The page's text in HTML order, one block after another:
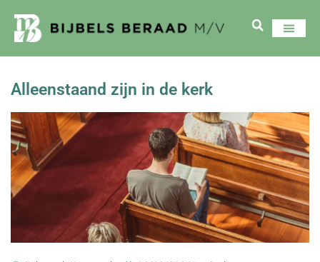
Alleenstaand zijn in de kerk